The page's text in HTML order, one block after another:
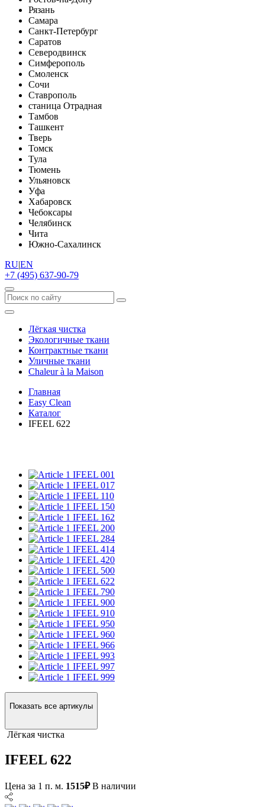
Рязань
Самара
Санкт-Петербург
Саратов
Северодвинск
Симферополь
Смоленск
Сочи
Ставрополь
станица Отрадная
Тамбов
Ташкент
Тверь
Томск
Тула
Тюмень
Ульяновск
Уфа
Хабаровск
Чебоксары
Челябинск
Чита
Южно-Сахалинск
RU|EN
+7 (495) 637-90-79
Лёгкая чистка
Экологичные ткани
Контрактные ткани
Уличные ткани
Сhaleur à la Maison
Главная
Easy Clean
Каталог
IFEEL 622
IFEEL 001
IFEEL 017
IFEEL 110
IFEEL 150
IFEEL 162
IFEEL 200
IFEEL 284
IFEEL 414
IFEEL 420
IFEEL 500
IFEEL 622
IFEEL 790
IFEEL 900
IFEEL 910
IFEEL 950
IFEEL 960
IFEEL 966
IFEEL 993
IFEEL 997
IFEEL 999
Показать все артикулы
Лёгкая чистка
IFEEL 622
Цена за 1 п. м. 1515₽ В наличии